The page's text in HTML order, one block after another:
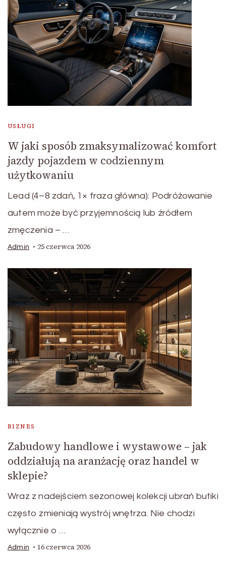
USŁUGI
W jaki sposób zmaksymalizować komfort
jazdy pojazdem w codziennym
użytkowaniu
Lead (4–8 zdań, 1× fraza główna): Podróżowanie
autem może być przyjemnością lub źródłem
zmęczenia – …
Admin 25 czerwca 2026
BIZNES
Zabudowy handlowe i wystawowe – jak
oddziałują na aranżację oraz handel w
sklepie?
Wraz z nadejściem sezonowej kolekcji ubrań butiki
często zmieniają wystrój wnętrza. Nie chodzi
wyłącznie o …
Admin 16 czerwca 2026